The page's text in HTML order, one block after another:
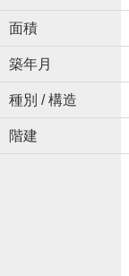
面積
築年月
種別 / 構造
階建